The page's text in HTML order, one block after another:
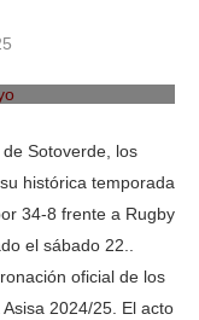
Sotoverde, los
histórica temporada
34-8 frente a Rugby
el sábado 22..
oficial de los
2024/25. El acto